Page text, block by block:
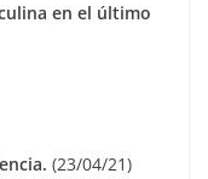
en el último
(23/04/21)